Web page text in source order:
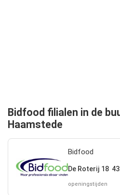
Bidfood filialen in de
Haamstede
Bidfood
De Roterij 18
openingstijden